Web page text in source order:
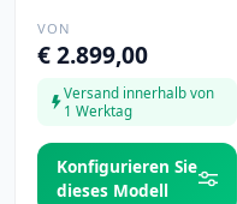
VON
€ 2.899,00
Versand innerhalb von
1 Werktag
Konfigurieren Sie
dieses Modell